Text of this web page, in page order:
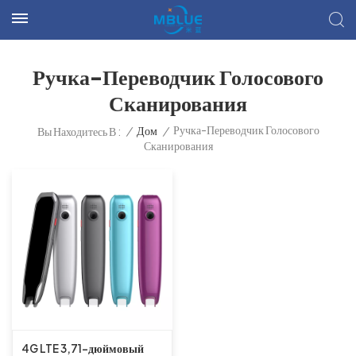
Ручка-Переводчик Голосового
Сканирования
Вы Находитесь В : / Дом / Ручка-Переводчик Голосового
Сканирования
4G LTE 3,71-дюймовый